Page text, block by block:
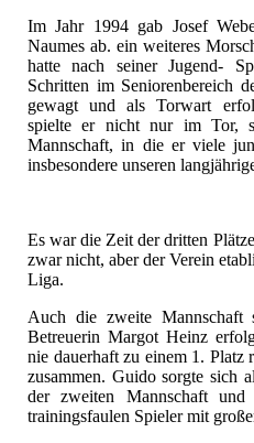
Im Jahr 1994 gab Josef
Naumes ab. ein weiteres
hatte nach seiner Jugend-
Schritten im Seniorenbereich
gewagt und als Torwart
spielte er nicht nur im Tor,
Mannschaft, in die er viele
insbesondere unseren
Es war die Zeit der dritten
zwar nicht, aber der Verein
Liga.
Auch die zweite Mannschaft
Betreuerin Margot Heinz
nie dauerhaft zu einem 1. Platz
zusammen. Guido sorgte sich
der zweiten Mannschaft
trainingsfaulen Spieler mit